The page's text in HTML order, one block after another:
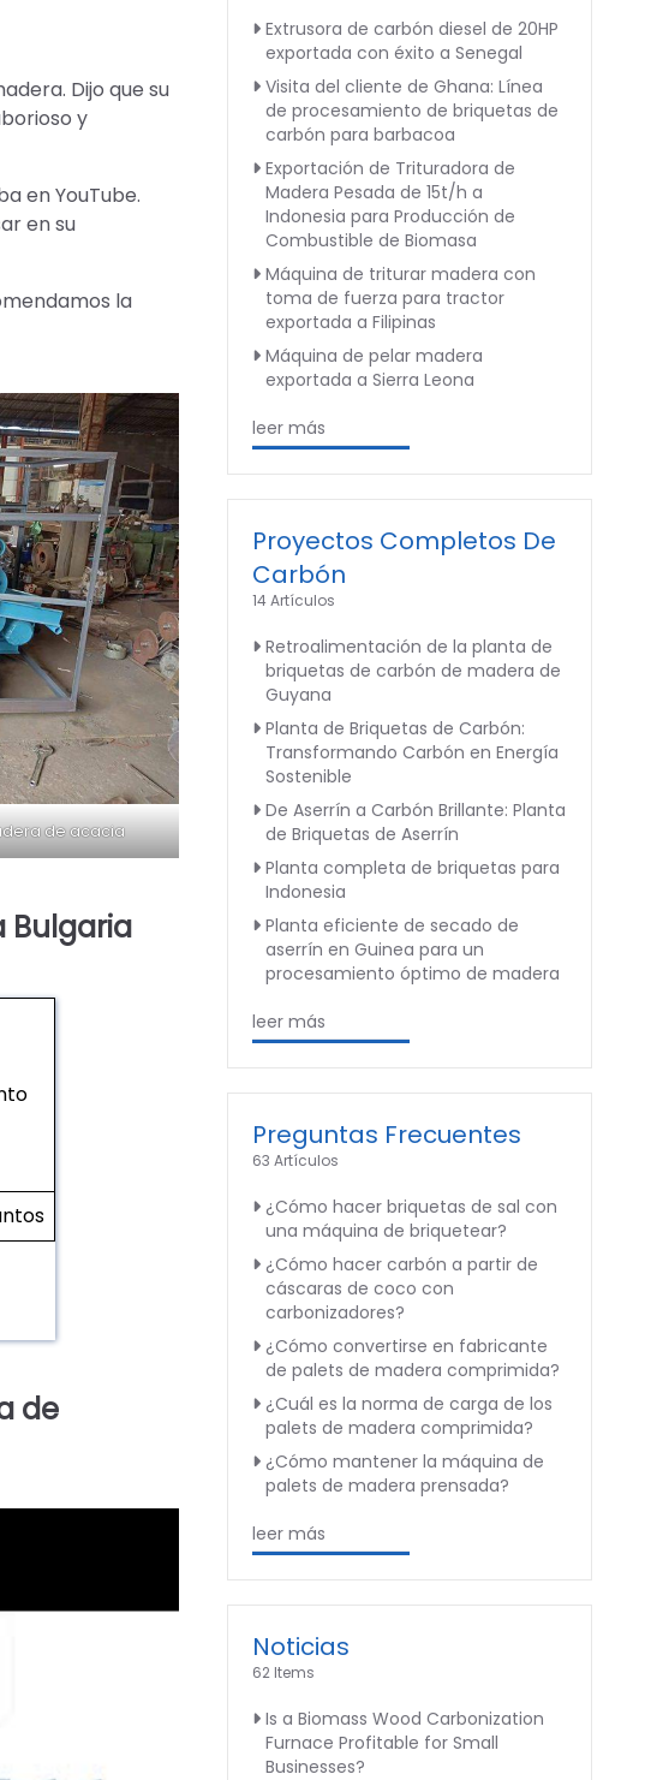
Dijo que su
y
en YouTube.
en su
la
de acacia
Bulgaria
de
Extrusora de carbón diesel de 20HP
exportada con éxito a Senegal
Visita del cliente de Ghana: Línea
de procesamiento de briquetas de
carbón para barbacoa
Exportación de Trituradora de
Madera Pesada de 15t/h a
Indonesia para Producción de
Combustible de Biomasa
Máquina de triturar madera con
toma de fuerza para tractor
exportada a Filipinas
Máquina de pelar madera
exportada a Sierra Leona
leer más
Proyectos Completos De
Carbón
14 Artículos
Retroalimentación de la planta de
briquetas de carbón de madera de
Guyana
Planta de Briquetas de Carbón:
Transformando Carbón en Energía
Sostenible
De Aserrín a Carbón Brillante: Planta
de Briquetas de Aserrín
Planta completa de briquetas para
Indonesia
Planta eficiente de secado de
aserrín en Guinea para un
procesamiento óptimo de madera
leer más
Preguntas Frecuentes
63 Artículos
¿Cómo hacer briquetas de sal con
una máquina de briquetear?
¿Cómo hacer carbón a partir de
cáscaras de coco con
carbonizadores?
¿Cómo convertirse en fabricante
de palets de madera comprimida?
¿Cuál es la norma de carga de los
palets de madera comprimida?
¿Cómo mantener la máquina de
palets de madera prensada?
leer más
Noticias
62 Items
Is a Biomass Wood Carbonization
Furnace Profitable for Small
Businesses?